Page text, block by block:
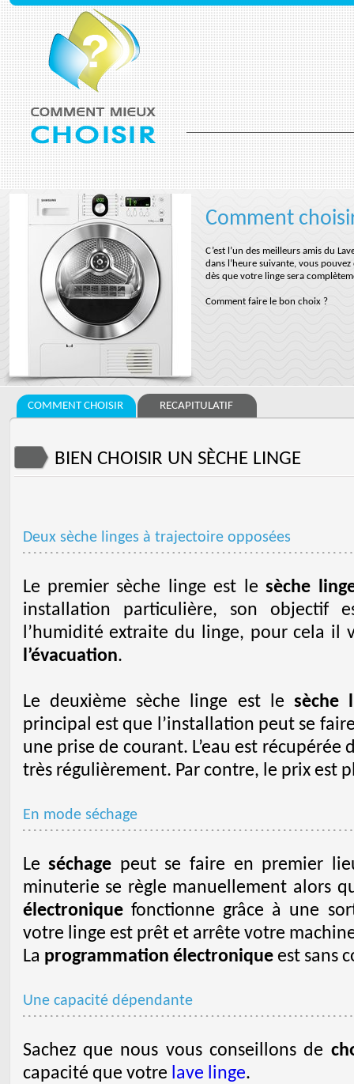
Comment
C’est l’un des meilleurs amis du
dans l’heure suivante, vous
dès que votre linge sera
Comment faire le bon choix ?
COMMENT CHOISIR RECAPITULATIF
BIEN CHOISIR UN SÈCHE LINGE
Deux sèche linges à trajectoire opposées
Le premier sèche linge est lesèche
installation particulière, son objectif
l’humidité extraite du linge, pour cela il
l’évacuation.
Le deuxième sèche linge est lesèche
principal est que l’installation peut se
une prise de courant. L’eau est
très régulièrement. Par contre, le prix est
En mode séchage
Leséchage peut se faire en premier
minuterie se règle manuellement alors
électroniquefonctionne grâce à une
votre linge est prêt et arrête votre
La programmation électroniqueest sans
Une capacité dépendante
Sachez que nous vous conseillons de
capacité que votre lave linge.